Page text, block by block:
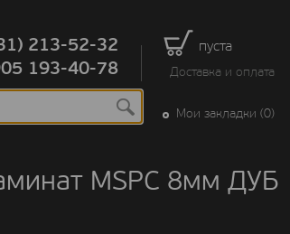
пуста
Доставка и оплата
213-52-32
193-40-78
Мои закладки (0)
MSPC 8мм ДУБ